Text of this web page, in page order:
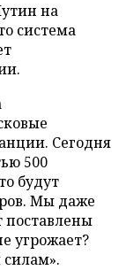
на
система
Сегодня
500
будут
Мы даже
поставлены
угрожает?